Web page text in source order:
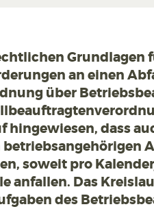
Grundlagen
an einen
über
hingewiesen, dass
betriebsangehörigen
soweit pro
anfallen. Das
des